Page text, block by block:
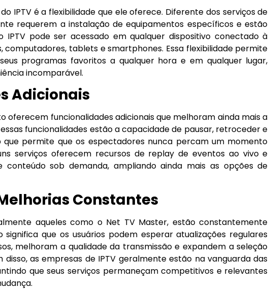
IPTV é a flexibilidade que ele oferece. Diferente dos serviços de
requerem a instalação de equipamentos específicos e estão
IPTV pode ser acessado em qualquer dispositivo conectado à
computadores, tablets e smartphones. Essa flexibilidade permite
programas favoritos a qualquer hora e em qualquer lugar,
incomparável.
Adicionais
oferecem funcionalidades adicionais que melhoram ainda mais a
funcionalidades estão a capacidade de pausar, retroceder e
permite que os espectadores nunca percam um momento
serviços oferecem recursos de replay de eventos ao vivo e
sob demanda, ampliando ainda mais as opções de
Constantes
aqueles como o Net TV Master, estão constantemente
significa que os usuários podem esperar atualizações regulares
melhoram a qualidade da transmissão e expandem a seleção
disso, as empresas de IPTV geralmente estão na vanguarda das
que seus serviços permaneçam competitivos e relevantes